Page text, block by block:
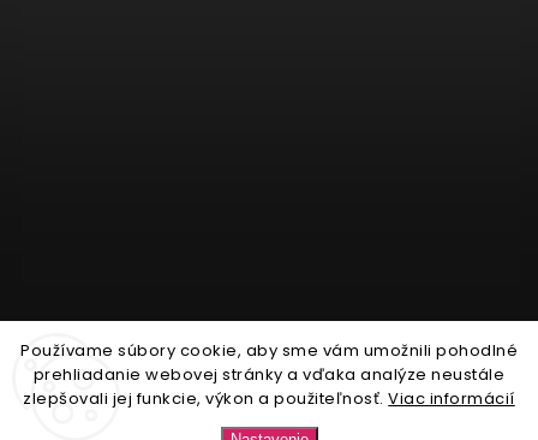
Používame súbory cookie, aby sme vám umožnili pohodlné
prehliadanie webovej stránky a vďaka analýze neustále
zlepšovali jej funkcie, výkon a použiteľnosť.Viac informácií
Sledovať na Instagrame
Nonari.sk. Všetky práva vyhradené.